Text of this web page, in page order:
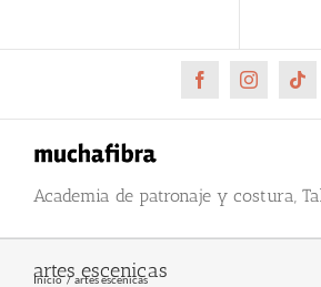
al
FacebookInstagram
Academia de patronaje y costura,
artes escenicas
Inicio artes escenicas